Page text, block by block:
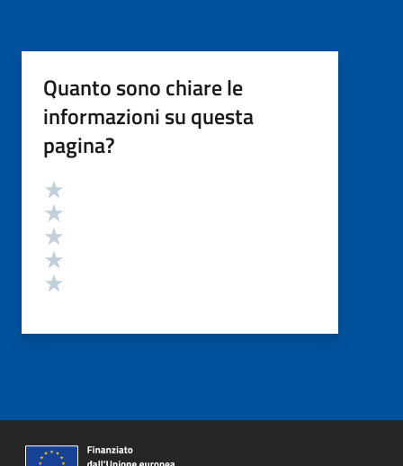
Quanto sono chiare le
informazioni su questa
pagina?
Valutazione